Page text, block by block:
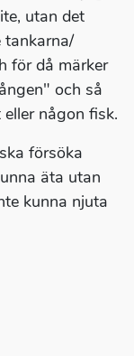
utan det
tankarna/
för då märker
och så
någon fisk.
försöka
äta utan
kunna njuta